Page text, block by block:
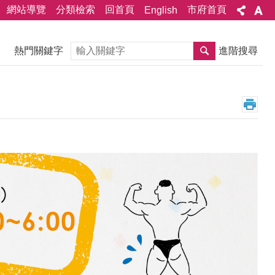
網站導覽 分類檢索 回首頁 English 市府首頁
熱門關鍵字 搜尋 進階搜尋